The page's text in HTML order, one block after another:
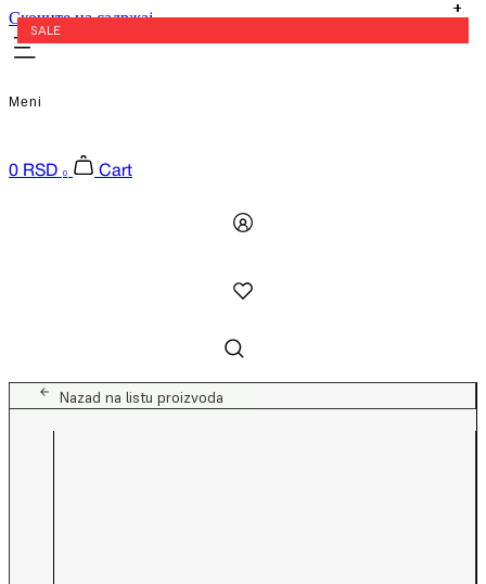
Скочите на садржај
Meni
0 RSD 0 Cart
Nazad na listu proizvoda
SALE